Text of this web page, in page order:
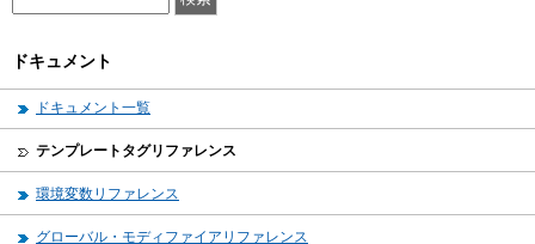
ドキュメント
ドキュメント一覧
テンプレートタグリファレンス
環境変数リファレンス
グローバル・モディファイアリファレンス